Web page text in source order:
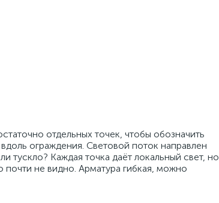
отдельных точек, чтобы обозначить
ограждения. Световой поток направлен
тускло? Каждая точка даёт локальный свет, но
не видно. Арматура гибкая, можно